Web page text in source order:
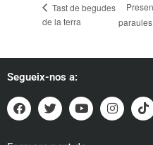
Tast de begudes
de la terra
Segueix-nos a: